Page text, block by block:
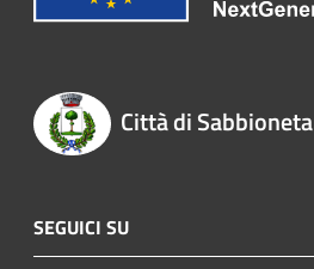
Città di Sabbioneta
SEGUICI SU